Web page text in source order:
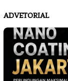
ADVETORIAL